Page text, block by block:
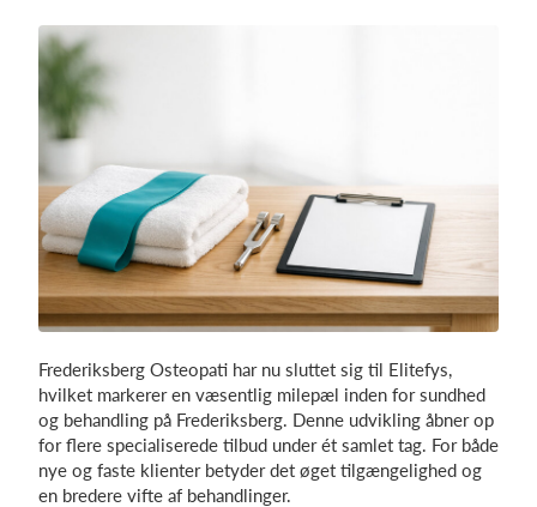
Billetsystem
Log på
Frederiksberg Osteopati har nu sluttet sig til Elitefys,
hvilket markerer en væsentlig milepæl inden for sundhed
og behandling på Frederiksberg. Denne udvikling åbner op
for flere specialiserede tilbud under ét samlet tag. For både
nye og faste klienter betyder det øget tilgængelighed og
en bredere vifte af behandlinger.